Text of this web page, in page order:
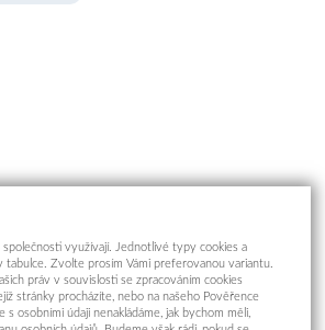
využívají. Jednotlivé typy cookies a
tabulce. Zvolte prosím Vámi preferovanou variantu.
práv v souvislosti se zpracováním cookies
stránky procházíte, nebo na našeho Pověřence
osobními údaji nenakládáme, jak bychom měli,